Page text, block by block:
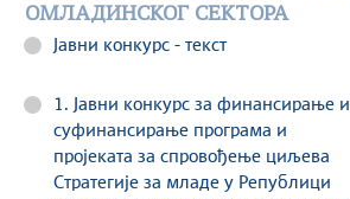
ОМЛАДИНСКОГ СЕКТОРА
Јавни конкурс - текст
1. Јавни конкурс за финансирање и
суфинансирање програма и
пројеката за спровођење циљева
Стратегије за младе у Републици